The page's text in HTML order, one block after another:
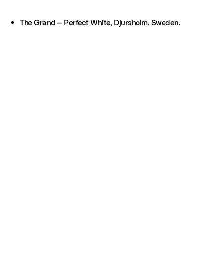
The Grand – Perfect White, Djursholm, Sweden.